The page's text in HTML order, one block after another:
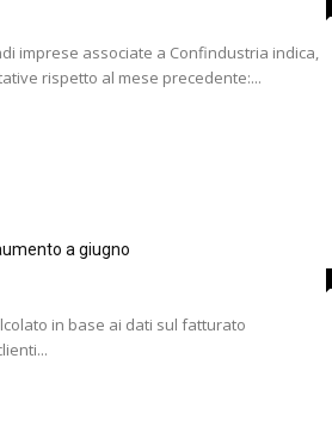
imprese associate a Confindustria indica,
rispetto al mese precedente:...
a giugno
in base ai dati sul fatturato